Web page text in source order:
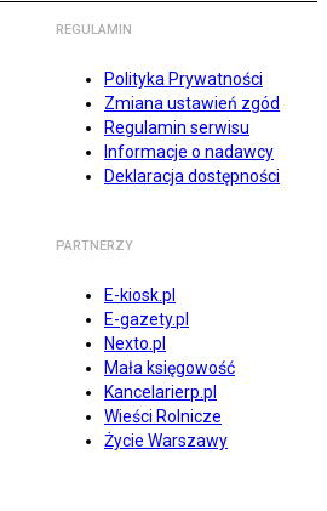
REGULAMIN
Polityka Prywatności
Zmiana ustawień zgód
Regulamin serwisu
Informacje o nadawcy
Deklaracja dostępności
PARTNERZY
E-kiosk.pl
E-gazety.pl
Nexto.pl
Mała księgowość
Kancelarierp.pl
Wieści Rolnicze
Życie Warszawy